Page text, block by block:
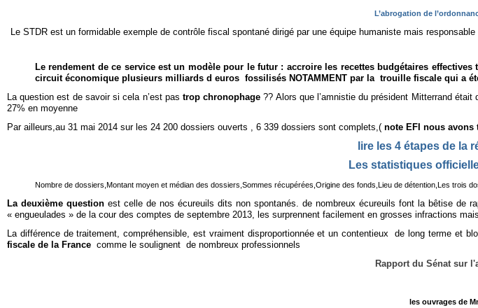
L’abrogation de
Le STDR est un formidable exemple de contrôle fiscal spontané dirigé par une équipe humaniste mais
Le rendement de ce service est un modèle pour le futur : accroire les recettes budgétaires
circuit économique plusieurs milliards d euros fossilisés NOTAMMENT par la trouille fiscale qui a
La question est de savoir si cela n’est pas trop chronophage?? Alors que l’amnistie du président Mitterrand
27% en moyenne
Par ailleurs, au 31 mai 2014 sur les 24 200 dossiers ouverts , 6 339 dossiers sont complets ,( note EFI nous
lire les 4 étapes de la
Les statistiques
Nombre de dossiers, Montant moyen et médian des dossiers, Sommes récupérées, Origine des fonds, Lieu de détention, Les trois
La deuxième question est celle de nos écureuils dits non spontanés. de nombreux écureuils font la bêtise
« engueulades » de la cour des comptes de septembre 2013, les surprennent facilement en grosses infractions
La différence de traitement, compréhensible, est vraiment disproportionnée et un contentieux de long terme et
fiscale de la France comme le soulignent de nombreux professionnels
Rapport du Sénat sur
les ouvrages de